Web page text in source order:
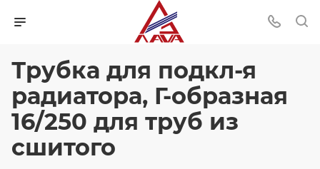
Трубка для подкл-я
радиатора, Г-образная
16/250 для труб из
сшитого